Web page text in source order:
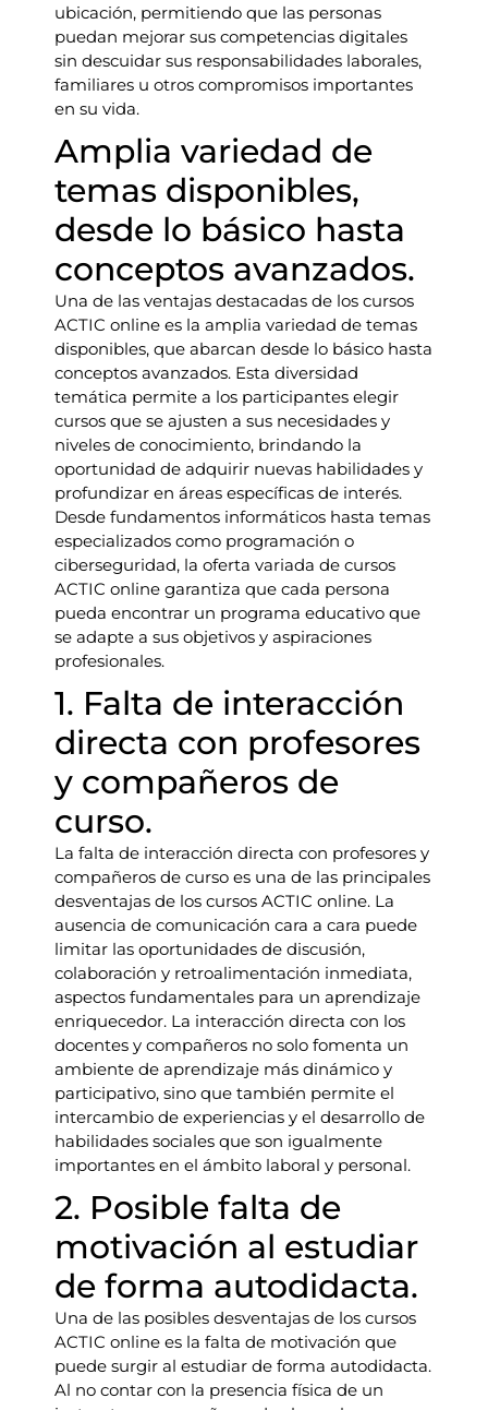
ubicación, permitiendo que las personas
puedan mejorar sus competencias digitales
sin descuidar sus responsabilidades laborales,
familiares u otros compromisos importantes
en su vida.
Amplia variedad de
temas disponibles,
desde lo básico hasta
conceptos avanzados.
Una de las ventajas destacadas de los cursos
ACTIC online es la amplia variedad de temas
disponibles, que abarcan desde lo básico hasta
conceptos avanzados. Esta diversidad
temática permite a los participantes elegir
cursos que se ajusten a sus necesidades y
niveles de conocimiento, brindando la
oportunidad de adquirir nuevas habilidades y
profundizar en áreas específicas de interés.
Desde fundamentos informáticos hasta temas
especializados como programación o
ciberseguridad, la oferta variada de cursos
ACTIC online garantiza que cada persona
pueda encontrar un programa educativo que
se adapte a sus objetivos y aspiraciones
profesionales.
1. Falta de interacción
directa con profesores
y compañeros de
curso.
La falta de interacción directa con profesores y
compañeros de curso es una de las principales
desventajas de los cursos ACTIC online. La
ausencia de comunicación cara a cara puede
limitar las oportunidades de discusión,
colaboración y retroalimentación inmediata,
aspectos fundamentales para un aprendizaje
enriquecedor. La interacción directa con los
docentes y compañeros no solo fomenta un
ambiente de aprendizaje más dinámico y
participativo, sino que también permite el
intercambio de experiencias y el desarrollo de
habilidades sociales que son igualmente
importantes en el ámbito laboral y personal.
2. Posible falta de
motivación al estudiar
de forma autodidacta.
Una de las posibles desventajas de los cursos
ACTIC online es la falta de motivación que
puede surgir al estudiar de forma autodidacta.
Al no contar con la presencia física de un